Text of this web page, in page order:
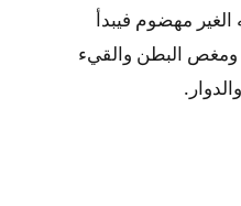
مهضوم فيبدأ
ومغص البطن والقيء